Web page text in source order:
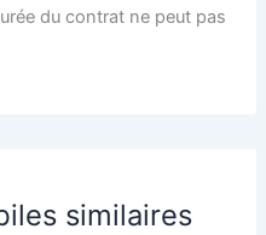
du contrat ne peut pas
similaires